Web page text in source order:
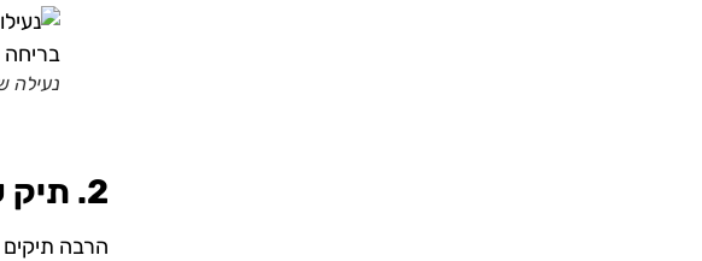
נעילה
2. תיק עם רוכסנים כפולים
הרבה תיקים